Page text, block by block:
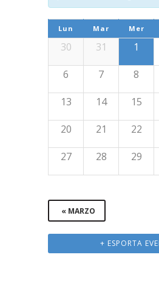
Calendario
di
Eventi
Calendario
Eventi
Lun Mar Mer
30 31 1
6 7 8
13 14 15
20 21 22
27 28 29
« MARZO
+ ESPORTA